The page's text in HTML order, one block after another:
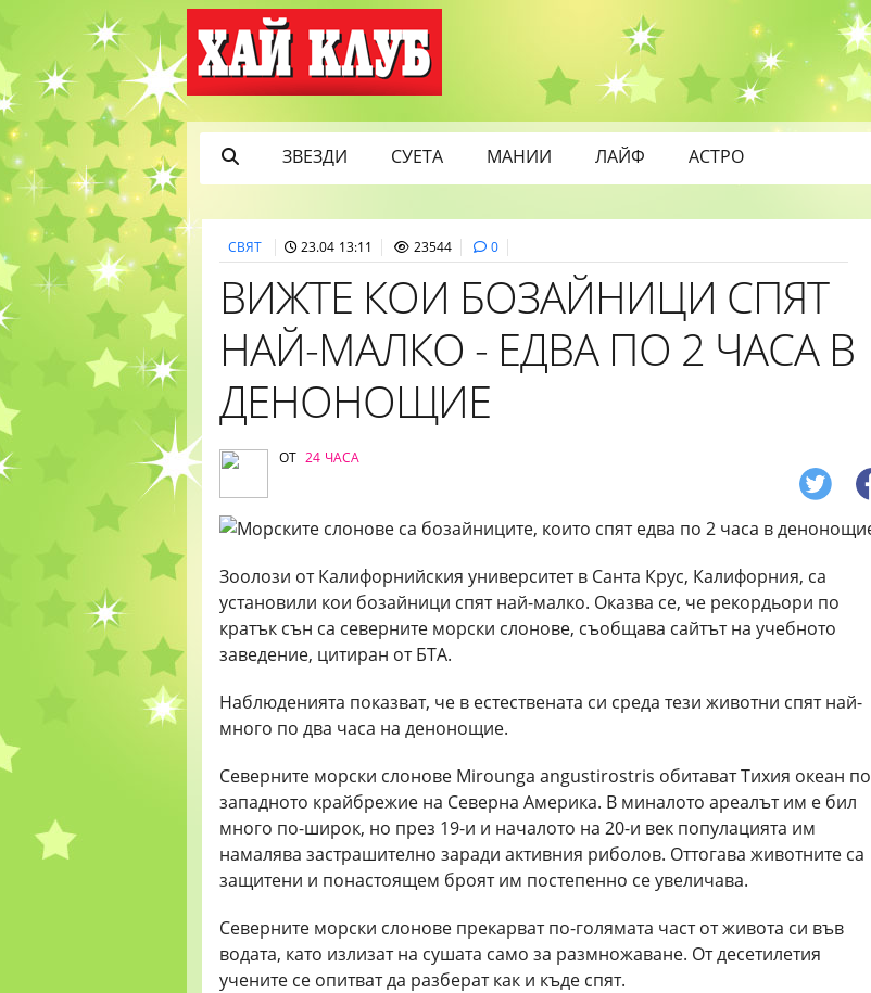
ЗВЕЗДИ СУЕТА МАНИИ ЛАЙФ АСТРО
СВЯТ 23.04 13:11 23544 0
ВИЖТЕ КОИ БОЗАЙНИЦИ СПЯТ
НАЙ-МАЛКО - ЕДВА ПО 2 ЧАСА В
ДЕНОНОЩИЕ
ОТ 24 ЧАСА
Зоолози от Калифорнийския университет в Санта Крус, Калифорния, са
установили кои бозайници спят най-малко. Оказва се, че рекордьори по
кратък сън са северните морски слонове, съобщава сайтът на учебното
заведение, цитиран от БТА.
Наблюденията показват, че в естествената си среда тези животни спят най-
много по два часа на денонощие.
Северните морски слонове Mirounga angustirostris обитават Тихия океан по
западното крайбрежие на Северна Америка. В миналото ареалът им е бил
много по-широк, но през 19-и и началото на 20-и век популацията им
намалява застрашително заради активния риболов. Оттогава животните са
защитени и понастоящем броят им постепенно се увеличава.
Северните морски слонове прекарват по-голямата част от живота си във
водата, като излизат на сушата само за размножаване. От десетилетия
учените се опитват да разберат как и къде спят.